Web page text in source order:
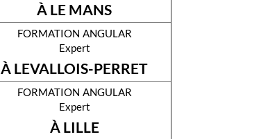
À LE MANS
formation angular
Expert
À LEVALLOIS-PERRET
formation angular
Expert
À LILLE